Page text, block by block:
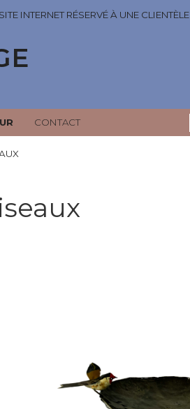
SITE INTERNET RÉSERVÉ À UNE
CONTACT